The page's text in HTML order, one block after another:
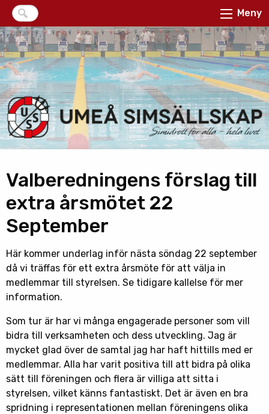
Meny
Valberedningens förslag till
extra årsmötet 22
September
Här kommer underlag inför nästa söndag 22 september
då vi träffas för ett extra årsmöte för att välja in
medlemmar till styrelsen. Se tidigare kallelse för mer
information.
Som tur är har vi många engagerade personer som vill
bidra till verksamheten och dess utveckling. Jag är
mycket glad över de samtal jag har haft hittills med er
medlemmar. Alla har varit positiva till att bidra på olika
sätt till föreningen och flera är villiga att sitta i
styrelsen, vilket känns fantastiskt. Det är även en bra
spridning i representationen mellan föreningens olika